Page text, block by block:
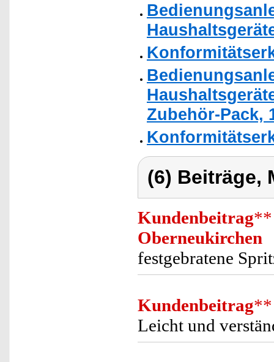
Zubehör-Pack,
(6) Beiträge,
Kundenbeitrag**
Oberneukirchen
festgebratene
Kundenbeitrag**
Leicht und